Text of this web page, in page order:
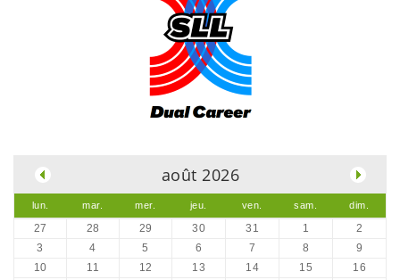
août 2026
lun. mar. mer. jeu. ven. sam. dim.
27 28 29 30 31 1
2
3
4 5 6 7 8
9
10
11 12 13 14 15
16